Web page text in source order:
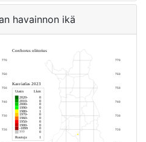
havainnon ikä